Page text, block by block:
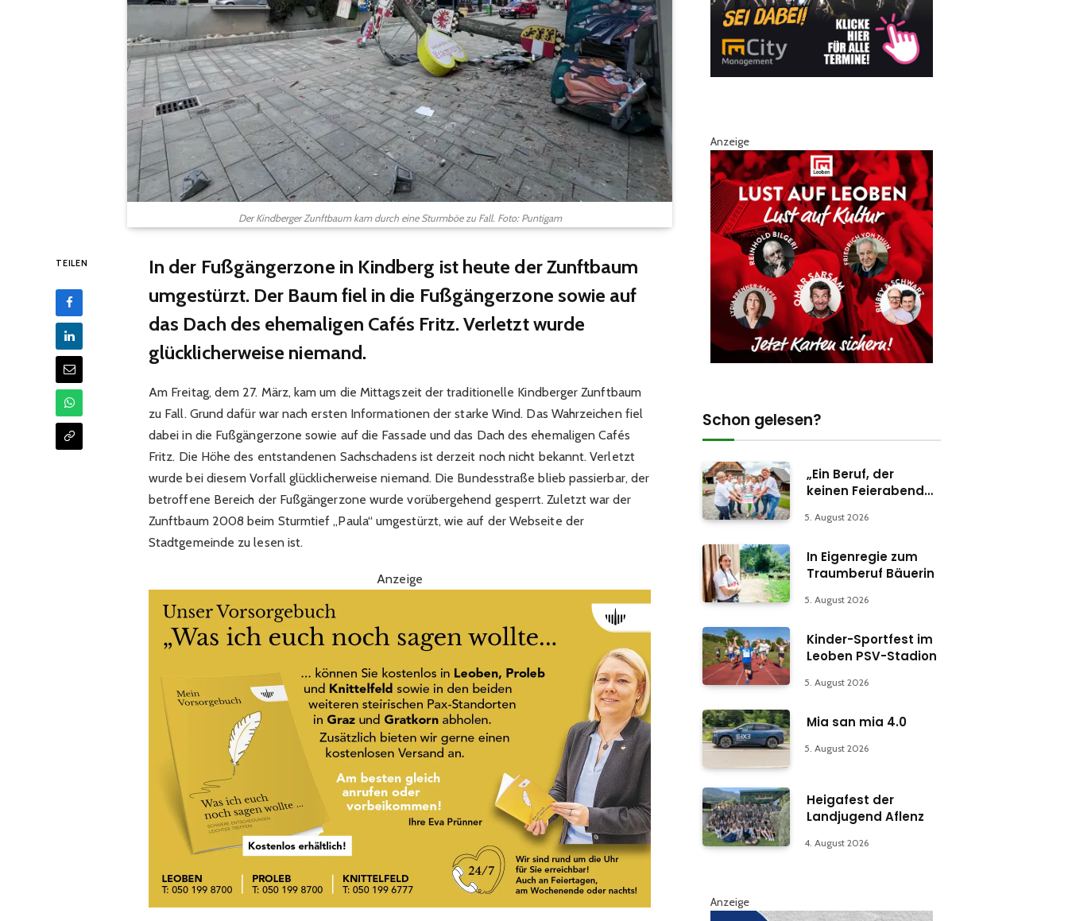
Der Kindberger Zunftbaum kam durch eine Sturmböe zu Fall. Foto: Puntigam
TEILEN
In der Fußgängerzone in Kindberg ist heute der Zunftbaum
umgestürzt. Der Baum fiel in die Fußgängerzone sowie auf
das Dach des ehemaligen Cafés Fritz. Verletzt wurde
glücklicherweise niemand.
Am Freitag, dem 27. März, kam um die Mittagszeit der traditionelle Kindberger Zunftbaum
zu Fall. Grund dafür war nach ersten Informationen der starke Wind. Das Wahrzeichen fiel
dabei in die Fußgängerzone sowie auf die Fassade und das Dach des ehemaligen Cafés
Fritz. Die Höhe des entstandenen Sachschadens ist derzeit noch nicht bekannt. Verletzt
wurde bei diesem Vorfall glücklicherweise niemand. Die Bundesstraße blieb passierbar, der
betroffene Bereich der Fußgängerzone wurde vorübergehend gesperrt. Zuletzt war der
Zunftbaum 2008 beim Sturmtief „Paula“ umgestürzt, wie auf der Webseite der
Stadtgemeinde zu lesen ist.
Anzeige
Anzeige
Schon gelesen?
„Ein Beruf, der
keinen Feierabend
5. August 2026
In Eigenregie zum
Traumberuf Bäuerin
5. August 2026
Kinder-Sportfest im
Leoben PSV-Stadion
5. August 2026
Mia san mia 4.0
5. August 2026
Heigafest der
Landjugend Aflenz
4. August 2026
Anzeige